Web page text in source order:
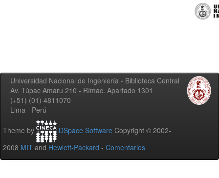
Universidad Nacional de Ingeniería - Biblioteca Central
Av. Túpac Amaru 210 - Rímac. Apartado 1301
(+51) (01) 4811070
Lima - Perú
Theme by DSpace Software Copyright © 2002-
2008 MIT and Hewlett-Packard - Comentarios